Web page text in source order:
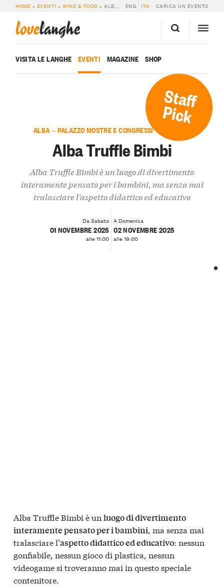
HOME » EVENTI »WINE & FOOD »ALBA TRUFFLE BIMBI ENG ITA CARICA UN EVENTO
lovelanghe
VISITA LE LANGHE EVENTI MAGAZINE SHOP
Staff
Pick
ALBA — PALAZZO MOSTRE E CONGRESSI “G. MORRA”
Alba Truffle Bimbi
Alba Truffle Bimbi è un luogo di divertimento
interamente pensato per i bambini, ma senza mai
tralasciare l’aspetto didattico ed educativo
Da Sabato
01 NOVEMBRE 2025
alle 11:00
A Domenica
02 NOVEMBRE 2025
alle 19:00
Alba Truffle Bimbi è un luogo di divertimento
interamente pensato per i bambini, ma senza mai
tralasciare l’aspetto didattico ed educativo: nessun
gonfiabile, nessun gioco di plastica, nessun
videogame si troveranno mai in questo speciale
contenitore.